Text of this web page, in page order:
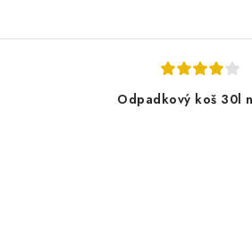
Odpadkový koš 30l